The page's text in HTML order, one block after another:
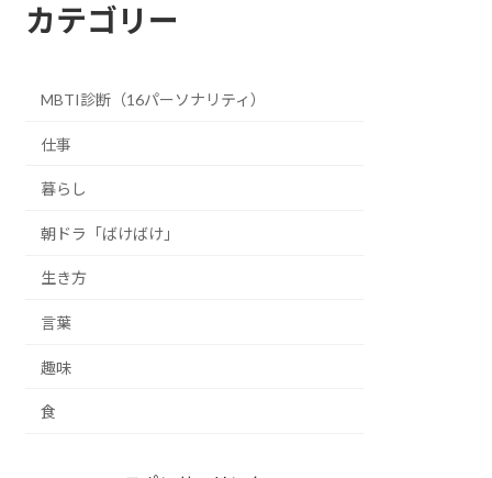
カテゴリー
MBTI診断（16パーソナリティ）
仕事
暮らし
朝ドラ「ばけばけ」
生き方
言葉
趣味
食